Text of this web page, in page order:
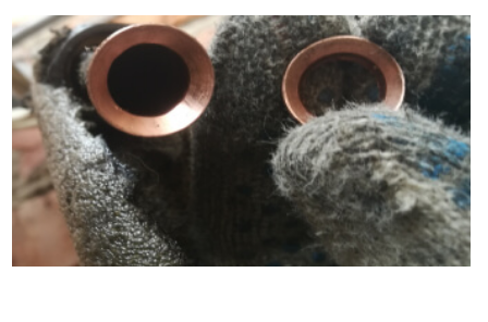
параметры.
При увеличении длины магистрали, требуется
использование дополнительных материалов, таких как
трубы и изоляция, чтобы обеспечить эффективную
работу системы кондиционирования. Также необходимо
учитывать, что с увеличением длины магистрали может
возникнуть дополнительное сопротивление потоку
хладагента, что потребует более мощного компрессора
для поддержания оптимального давления
и производительности.